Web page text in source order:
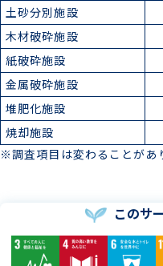
土砂分別施設
木材破砕施設
紙破砕施設
金属破砕施設
堆肥化施設
焼却施設
※調査項目は変わることがあ
このサ